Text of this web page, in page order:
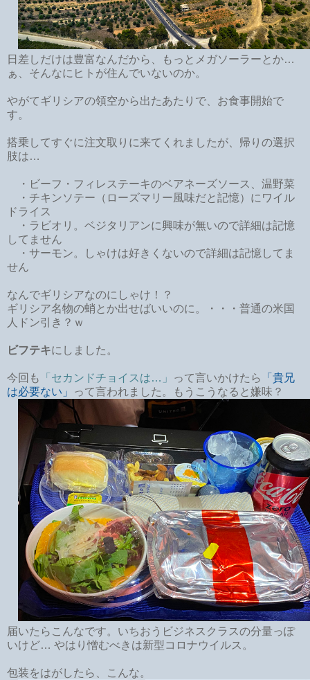
日差しだけは豊富なんだから、もっとメガソーラーとか…
ぁ、そんなにヒトが住んでいないのか。
やがてギリシアの領空から出たあたりで、お食事開始で
す。
搭乗してすぐに注文取りに来てくれましたが、帰りの選択
肢は…
・ビーフ・フィレステーキのベアネーズソース、温野菜
・チキンソテー（ローズマリー風味だと記憶）にワイル
ドライス
・ラビオリ。ベジタリアンに興味が無いので詳細は記憶
してません
・サーモン。しゃけは好きくないので詳細は記憶してま
せん
なんでギリシアなのにしゃけ！？
ギリシア名物の蛸とか出せばいいのに。・・・普通の米国
人ドン引き？ｗ
ビフテキにしました。
今回も 「セカンドチョイスは…」 って言いかけたら
「貴兄
は必要ない」
って言われました。もうこうなると嫌味？
届いたらこんなです。いちおうビジネスクラスの分量っぽ
いけど… やはり憎むべきは新型コロナウイルス。
包装をはがしたら、こんな。